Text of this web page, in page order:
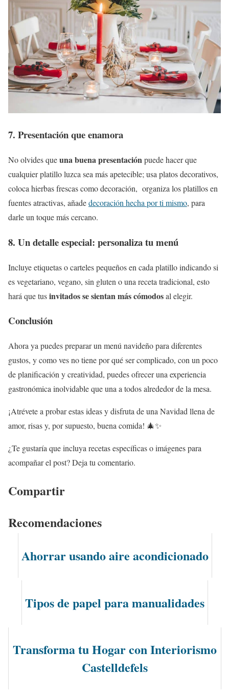
7. Presentación que enamora
No olvides queuna buena presentaciónpuede hacer que
cualquier platillo luzca sea más apetecible; usa platos decorativos,
coloca hierbas frescas como decoración, organiza los platillos en
fuentes atractivas, añadedecoración hecha por ti mismo, para
darle un toque más cercano.
8. Un detalle especial: personaliza tu menú
Incluye etiquetas o carteles pequeños en cada platillo indicando si
es vegetariano, vegano, sin gluten o una receta tradicional, esto
hará que tusinvitados se sientan más cómodosal elegir.
Conclusión
Ahora ya puedes preparar un menú navideño para diferentes
gustos, y como ves no tiene por qué ser complicado, con un poco
de planificación y creatividad, puedes ofrecer una experiencia
gastronómica inolvidable que una a todos alrededor de la mesa.
¡Atrévete a probar estas ideas y disfruta de una Navidad llena de
amor, risas y, por supuesto, buena comida! 🎄✨
¿Te gustaría que incluya recetas específicas o imágenes para
acompañar el post? Deja tu comentario.
Compartir
Recomendaciones
Ahorrar usando aire acondicionado
Tipos de papel para manualidades
Transforma tu Hogar con Interiorismo
Castelldefels